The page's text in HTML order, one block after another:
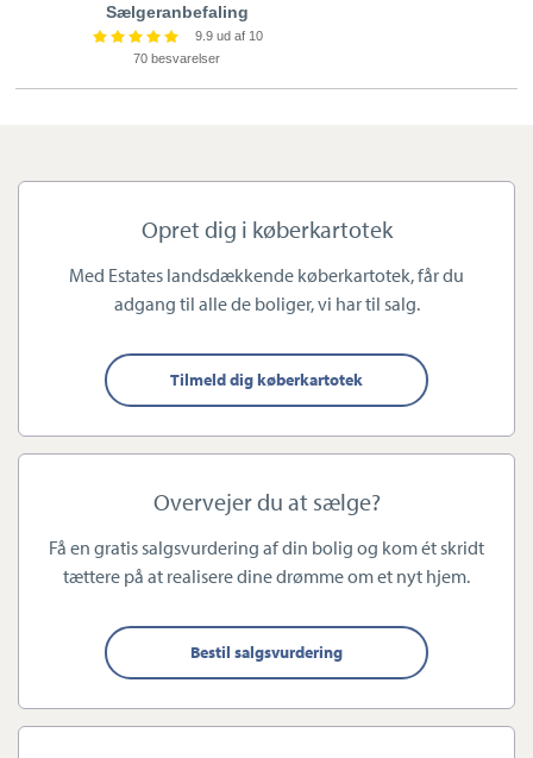
Personlig kontakt i højsædet
som køber står du over for et nyt kapitel i dit liv. Derfor er det
vigtigt, at du ser os som din personlige rådgiver, der trygt kan
navigere dig gennem forløbet.
Estate Slagelse drives af indehaver og ejendomsmægler Lars
Joachim Hansen, der har 15 års erfaring som ejendomsmægler,
hvor den seneste årrække har været i Slagelse med over 300
Hos Estate Slagelse kan vi hjælpe dig – både hvis du skal sælge
Sælgeranbefaling
9.9 ud af 10
70 besvarelser
Opret dig i køberkartotek
Med Estates landsdækkende køberkartotek, får du
adgang til alle de boliger, vi har til salg.
Tilmeld dig køberkartotek
Overvejer du at sælge?
Få en gratis salgsvurdering af din bolig og kom ét skridt
tættere på at realisere dine drømme om et nyt hjem.
Bestil salgsvurdering